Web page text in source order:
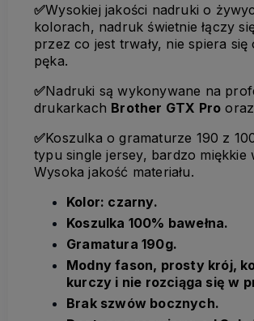
✅Wysokiej jakości nadruki o
kolorach, nadruk świetnie łączy
przez co jest trwały, nie spiera się
pęka.
✅Nadruki są wykonywane na
drukarkach Brother GTX Pro oraz
✅Koszulka o gramaturze 190 z
typu single jersey, bardzo miękkie
Wysoka jakość materiału.
Kolor: czarny.
Koszulka 100% bawełna.
Gramatura 190g.
Modny fason, prosty krój,
kurczy i nie rozciąga się w
Brak szwów bocznych.